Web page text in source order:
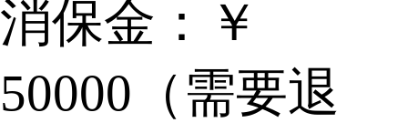
消保金：
￥
50000（需要退